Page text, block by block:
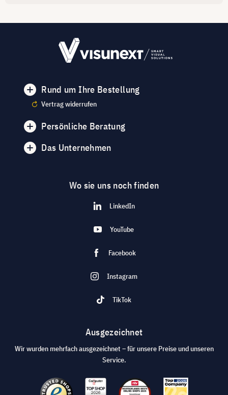
Rund um Ihre Bestellung
Vertrag widerrufen
Persönliche Beratung
Das Unternehmen
Wo sie uns noch finden
LinkedIn
YouTube
Facebook
Instagram
TikTok
Ausgezeichnet
Wir wurden mehrfach ausgezeichnet – für unsere Preise und unseren
Service.